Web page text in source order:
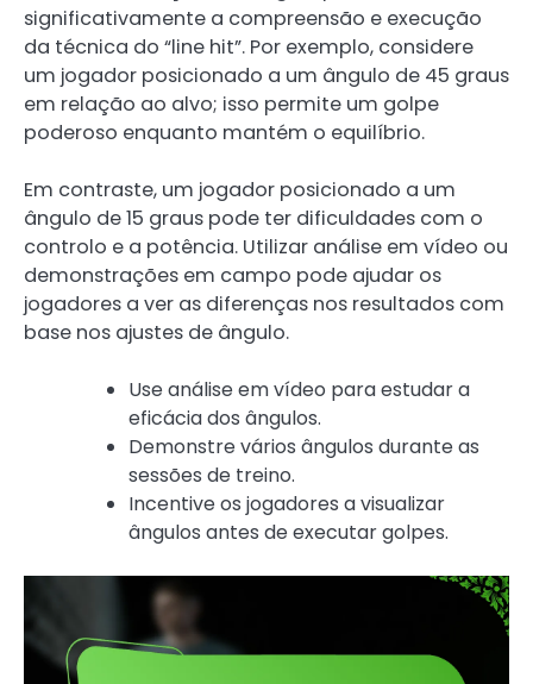
significativamente a compreensão e execução
da técnica do “line hit”. Por exemplo, considere
um jogador posicionado a um ângulo de 45 graus
em relação ao alvo; isso permite um golpe
poderoso enquanto mantém o equilíbrio.
Em contraste, um jogador posicionado a um
ângulo de 15 graus pode ter dificuldades com o
controlo e a potência. Utilizar análise em vídeo ou
demonstrações em campo pode ajudar os
jogadores a ver as diferenças nos resultados com
base nos ajustes de ângulo.
Use análise em vídeo para estudar a
eficácia dos ângulos.
Demonstre vários ângulos durante as
sessões de treino.
Incentive os jogadores a visualizar
ângulos antes de executar golpes.